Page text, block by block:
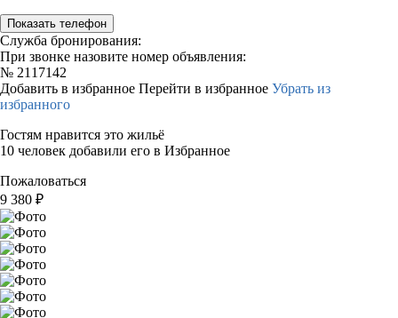
Показать телефон
Служба бронирования:
При звонке назовите номер объявления:
№ 2117142
Добавить в избранное Перейти в избранное Убрать из
избранного
Гостям нравится это жильё
10 человек добавили его в Избранное
Пожаловаться
9 380 ₽